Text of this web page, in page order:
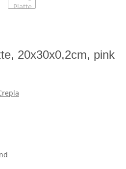
20x30x0,2cm, pink